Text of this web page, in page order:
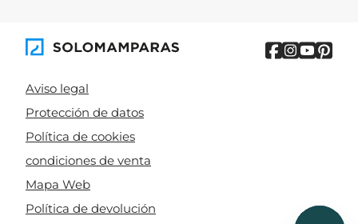
Aviso legal
Protección de datos
Política de cookies
condiciones de venta
Mapa Web
Política de devolución